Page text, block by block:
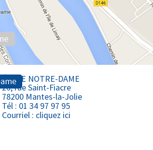
Lycée Notre-Dame - Mantes
Lycée Professionnel - Mantes
ÉCOLE NOTRE-DAME
20, rue Saint-Fiacre
78200 Mantes-la-Jolie
Tél : 01 34 97 97 95
Courriel : cliquez ici